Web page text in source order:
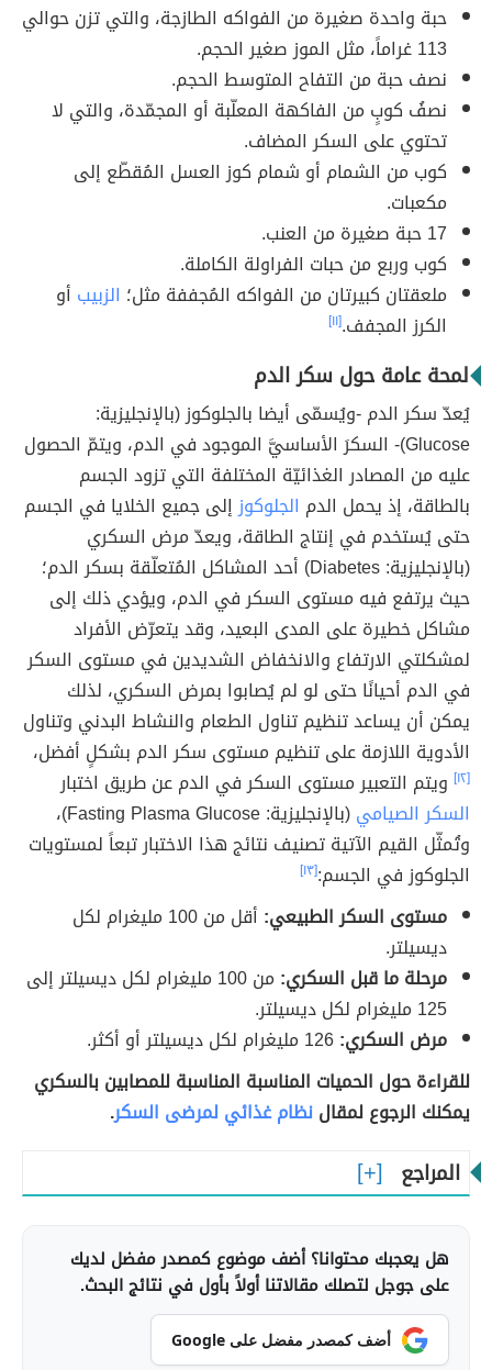
حبة واحدة صغيرة من الفواكه الطازجة، والتي تزن حوالي
113 غراماً، مثل الموز صغير الحجم.
نصف حبة من التفاح المتوسط الحجم.
نصفُ كوبٍ من الفاكهة المعلّبة أو المجمّدة، والتي لا
تحتوي على السكر المضاف.
كوب من الشمام أو شمام كوز العسل المُقطّع إلى
مكعبات.
17 حبة صغيرة من العنب.
كوب وربع من حبات الفراولة الكاملة.
ملعقتان كبيرتان من الفواكه المُجففة مثل؛ الزبيب أو
الكرز المجفف.[١١]
لمحة عامة حول سكر الدم
يُعدّ سكر الدم -ويُسمّى أيضا بالجلوكوز (بالإنجليزية:
Glucose)- السكرَ الأساسيَّ الموجود في الدم، ويتمّ الحصول
عليه من المصادر الغذائيّة المختلفة التي تزود الجسم
بالطاقة، إذ يحمل الدم الجلوكوزإلى جميع الخلايا في الجسم
حتى يُستخدم في إنتاج الطاقة، ويعدّ مرض السكري
(بالإنجليزية: Diabetes) أحد المشاكل المُتعلّقة بسكر الدم؛
حيث يرتفع فيه مستوى السكر في الدم، ويؤدي ذلك إلى
مشاكل خطيرة على المدى البعيد، وقد يتعرّض الأفراد
لمشكلتي الارتفاع والانخفاض الشديدين في مستوى السكر
في الدم أحيانًا حتى لو لم يُصابوا بمرض السكري، لذلك
يمكن أن يساعد تنظيم تناول الطعام والنشاط البدني وتناول
الأدوية اللازمة على تنظيم مستوى سكر الدم بشكلٍ أفضل،
[١٢]
ويتم التعبير مستوى السكر في الدم عن طريق اختبار
السكر الصيامي
(بالإنجليزية: Fasting Plasma Glucose)،
وتُمثّل القيم الآتية تصنيف نتائج هذا الاختبار تبعاً لمستويات
الجلوكوز في الجسم:[١٣]
مستوى السكر الطبيعي:
أقل من 100 مليغرام لكل
ديسيلتر.
مرحلة ما قبل السكري:
من 100 مليغرام لكل ديسيلتر إلى
125 مليغرام لكل ديسيلتر.
مرض السكري:
للقراءة حول الحميات المناسبة المناسبة للمصابين بالسكري
يمكنك الرجوع لمقالنظام غذائي لمرضى السكر.
المراجع
هل يعجبك محتوانا؟ أضف موضوع كمصدر مفضل لديك
على جوجل لتصلك مقالاتنا أولاً بأول في نتائج البحث.
أضف كمصدر مفضل على Google